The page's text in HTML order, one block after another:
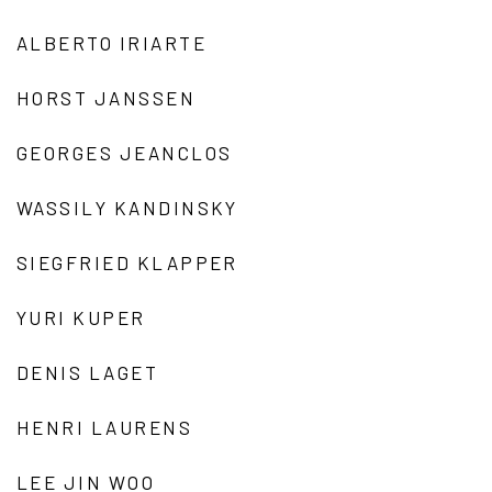
ALBERTO IRIARTE
HORST JANSSEN
GEORGES JEANCLOS
WASSILY KANDINSKY
SIEGFRIED KLAPPER
YURI KUPER
DENIS LAGET
HENRI LAURENS
LEE JIN WOO